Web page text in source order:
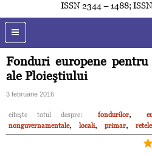
ISSN 2344 – 1488;
Fonduri europene pentru
ale Ploieştiului
3 februarie 2016
citeşte totul despre: fondurilor,
nonguvernamentale, locali, primar, retele